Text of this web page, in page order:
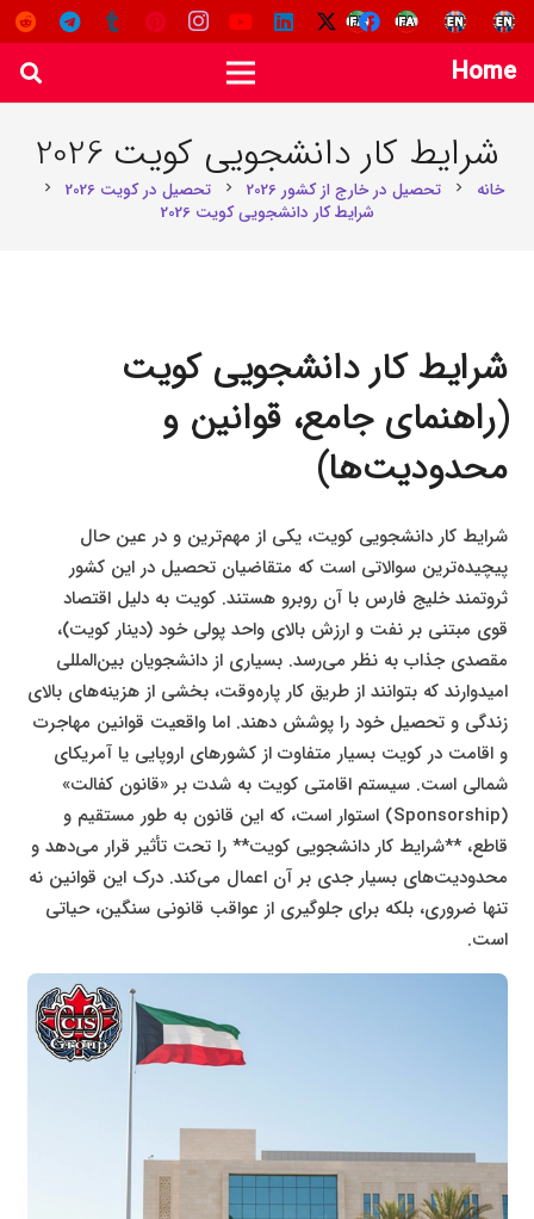
Home
شرایط کار دانشجویی کویت 2026
خانه chevron_right تحصیل در خارج از کشور 2026 chevron_right تحصیل در کویت 2026 chevron_right
شرایط کار دانشجویی کویت 2026
شرایط کار دانشجویی کویت
(راهنمای جامع، قوانین و
محدودیت‌ها)
شرایط کار دانشجویی کویت، یکی از مهم‌ترین و در عین حال
پیچیده‌ترین سوالاتی است که متقاضیان تحصیل در این کشور
ثروتمند خلیج فارس با آن روبرو هستند. کویت به دلیل اقتصاد
قوی مبتنی بر نفت و ارزش بالای واحد پولی خود (دینار کویت)،
مقصدی جذاب به نظر می‌رسد. بسیاری از دانشجویان بین‌المللی
امیدوارند که بتوانند از طریق کار پاره‌وقت، بخشی از هزینه‌های بالای
زندگی و تحصیل خود را پوشش دهند. اما واقعیت قوانین مهاجرت
و اقامت در کویت بسیار متفاوت از کشورهای اروپایی یا آمریکای
شمالی است. سیستم اقامتی کویت به شدت بر «قانون کفالت»
(Sponsorship) استوار است، که این قانون به طور مستقیم و
قاطع، **شرایط کار دانشجویی کویت** را تحت تأثیر قرار می‌دهد و
محدودیت‌های بسیار جدی بر آن اعمال می‌کند. درک این قوانین نه
تنها ضروری، بلکه برای جلوگیری از عواقب قانونی سنگین، حیاتی
است.